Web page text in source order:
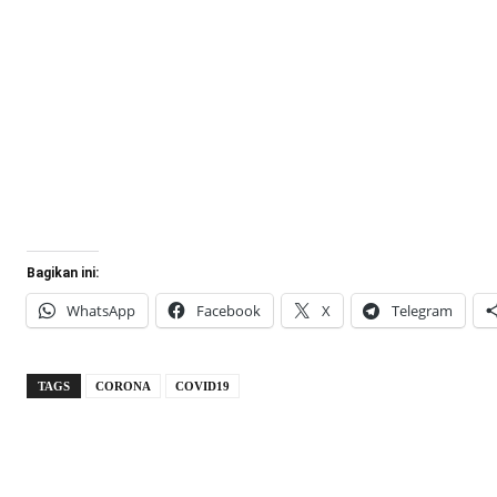
Bagikan ini:
WhatsApp Facebook X Telegram
TAGS CORONA COVID19